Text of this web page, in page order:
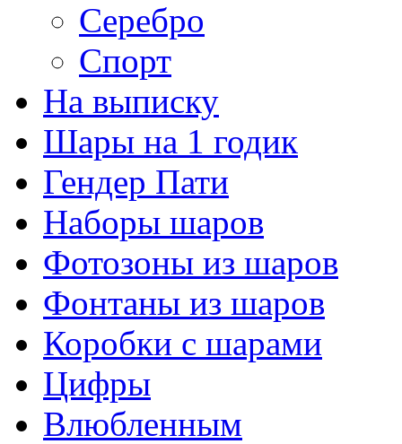
Серебро
Спорт
На выписку
Шары на 1 годик
Гендер Пати
Наборы шаров
Фотозоны из шаров
Фонтаны из шаров
Коробки с шарами
Цифры
Влюбленным